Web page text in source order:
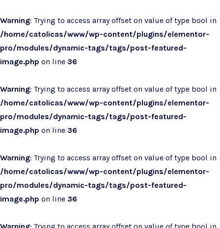
Warning: Trying to access array offset on value of type bool in
/home/catolicas/www/wp-content/plugins/elementor-
pro/modules/dynamic-tags/tags/post-featured-
image.php on line 36
Warning: Trying to access array offset on value of type bool in
/home/catolicas/www/wp-content/plugins/elementor-
pro/modules/dynamic-tags/tags/post-featured-
image.php on line 36
Warning: Trying to access array offset on value of type bool in
/home/catolicas/www/wp-content/plugins/elementor-
pro/modules/dynamic-tags/tags/post-featured-
image.php on line 36